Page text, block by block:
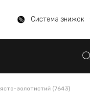
Система знижок
золотистий (7643)